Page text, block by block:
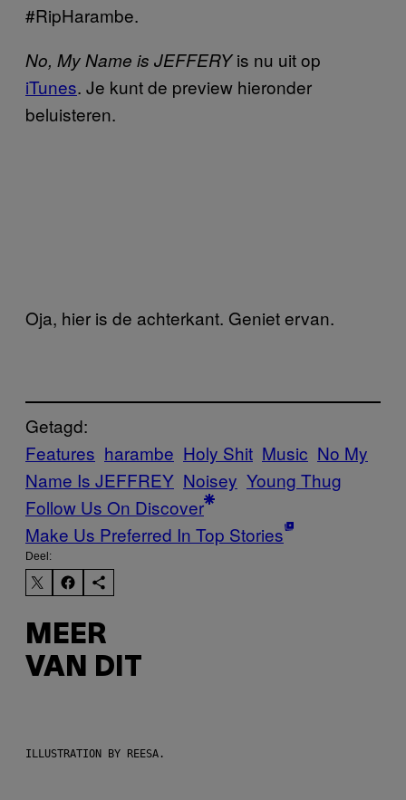
#RipHarambe.
No, My Name is JEFFERYis nu uit op
iTunes. Je kunt de preview hieronder
beluisteren.
Oja, hier is de achterkant. Geniet ervan.
Getagd:
Features harambe Holy Shit Music No My
Name Is JEFFREY Noisey Young Thug
Follow Us On Discover
Make Us Preferred In Top Stories
Deel:
MEER
VAN DIT
ILLUSTRATION BY REESA.